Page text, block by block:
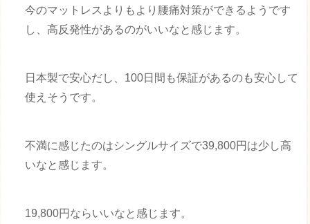
今のマットレスよりもより腰痛対策ができるようです
し、高反発性があるのがいいなと感じます。
日本製で安心だし、100日間も保証があるのも安心して
使えそうです。
不満に感じたのはシングルサイズで39,800円は少し高
いなと感じます。
19,800円ならいいなと感じます。